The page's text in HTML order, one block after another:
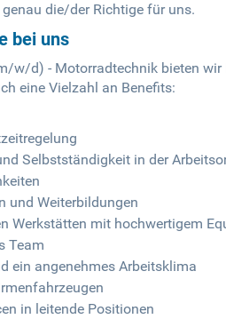
die/der Richtige für uns.
bei uns
w/d) - Motorradtechnik bieten wir
eine Vielzahl an Benefits:
Selbstständigkeit in der
und Weiterbildungen
Werkstätten mit hochwertigem
Team
ein angenehmes Arbeitsklima
in leitende Positionen